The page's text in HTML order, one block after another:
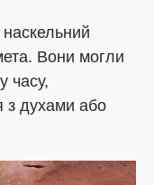
Вони могли
часу,
з духами або